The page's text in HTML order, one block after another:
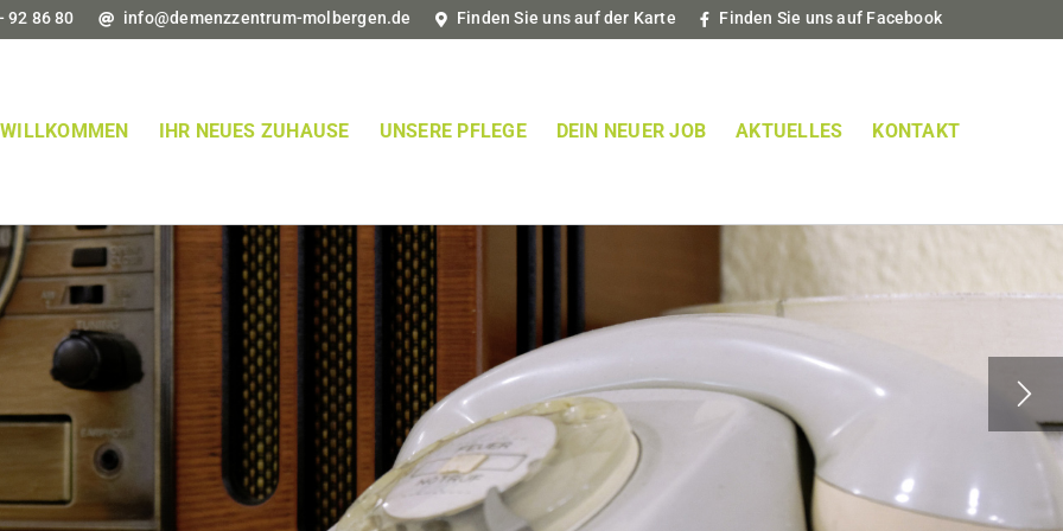
92 86 80 info@demenzzentrum-molbergen.de Finden Sie uns auf der Karte Finden Sie uns auf Facebook
WILLKOMMEN IHR NEUES ZUHAUSE UNSERE PFLEGE DEIN NEUER JOB AKTUELLES KONTAKT